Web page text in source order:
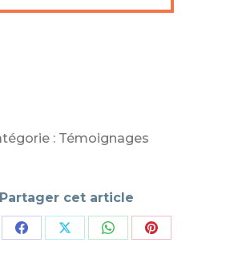
: Témoignages
Partager cet article
PartagerPartagerPartagerPartager